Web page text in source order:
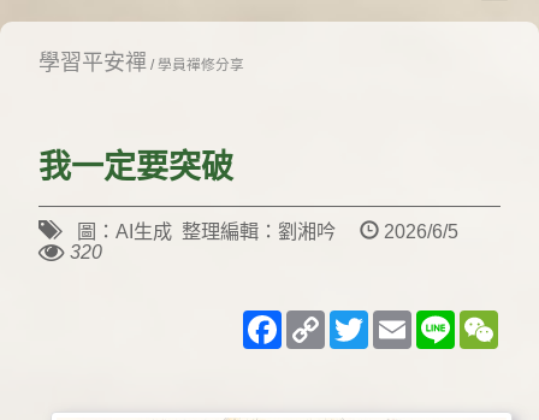
學習平安禪/學員禪修分享
我一定要突破
圖：AI生成 整理編輯：劉湘吟
2026/6/5
320
Facebook
Copy
Link
TwitterEmailLine